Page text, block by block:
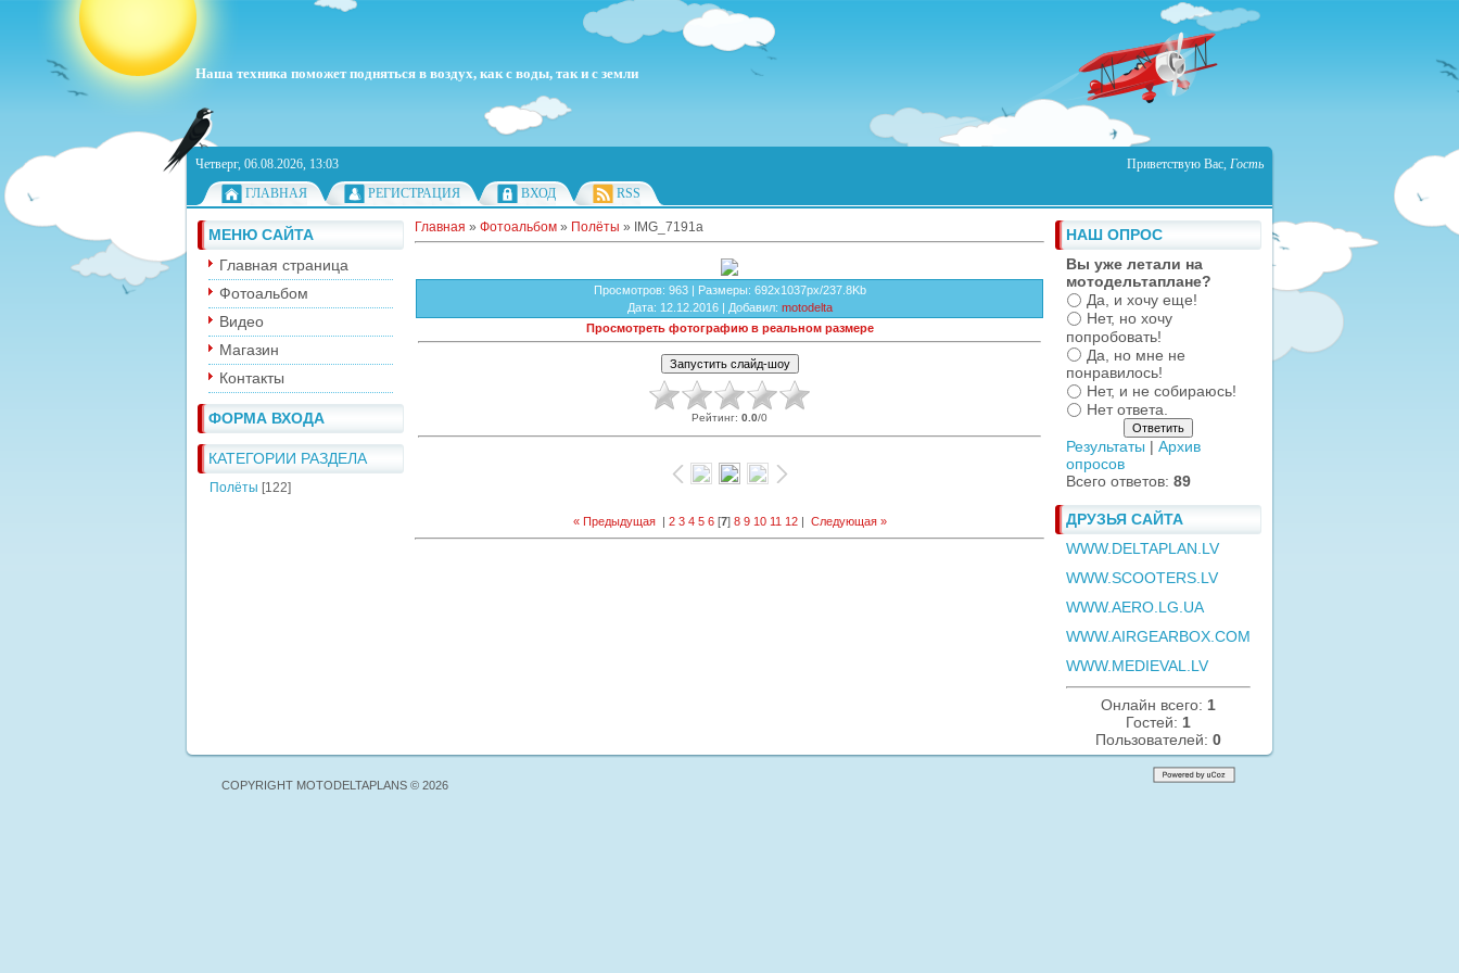
Наша техника поможет подняться в воздух, как с воды, так и с земли
Четверг, 06.08.2026, 13:03 Приветствую Вас, Гость
ГЛАВНАЯ
РЕГИСТРАЦИЯ ВХОД RSS
МЕНЮ САЙТА
Главная страница
Фотоальбом
Видео
Магазин
Контакты
ФОРМА ВХОДА
КАТЕГОРИИ РАЗДЕЛА
Полёты [122]
НАШ ОПРОС
Вы уже летали на
мотодельтаплане?
Да, и хочу еще!
Нет, но хочу
попробовать!
Да, но мне не
понравилось!
Нет, и не собираюсь!
Нет ответа.
Результаты | Архив
опросов
Всего ответов: 89
ДРУЗЬЯ САЙТА
WWW.DELTAPLAN.LV
WWW.SCOOTERS.LV
WWW.AERO.LG.UA
WWW.AIRGEARBOX.COM
WWW.MEDIEVAL.LV
Онлайн всего: 1
Гостей: 1
Пользователей: 0
Главная » Фотоальбом » Полёты » IMG_7191a
Просмотров: 963 | Размеры: 692x1037px/237.8Kb
Дата: 12.12.2016 | Добавил: motodelta
Просмотреть фотографию в реальном размере
Рейтинг: 0.0/0
« Предыдущая| 2 3 4 5 6[7] 8 9 10 11 12| Следующая »
COPYRIGHT MOTODELTAPLANS © 2026